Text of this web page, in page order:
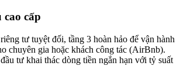
cấp
tư tuyệt đối, tầng 3 hoàn hảo để vận hành
chuyên gia hoặc khách công tác (AirBnb).
tư khai thác dòng tiền ngắn hạn với tỷ suất